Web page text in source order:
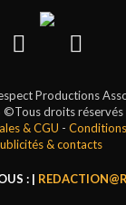
Productions
©Tous droits réservés
& CGU -
& contacts
: |